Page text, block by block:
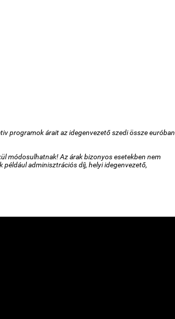
programok árait az idegenvezető szedi össze euróban
módosulhatnak! Az árak bizonyos esetekben nem
például adminisztrációs díj, helyi idegenvezető,